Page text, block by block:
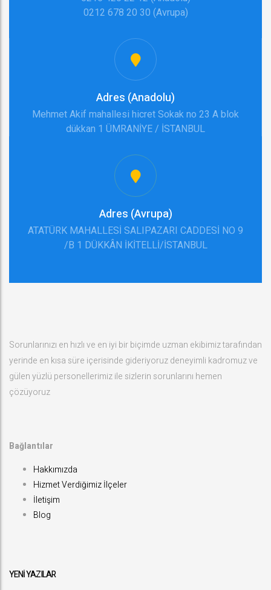
0212 678 20 30 (Avrupa)
Adres (Anadolu)
Mehmet Akif mahallesi hicret Sokak no 23 A blok
dükkan 1 ÜMRANİYE / İSTANBUL
Adres (Avrupa)
ATATÜRK MAHALLESİ SALIPAZARI CADDESİ NO 9
/B 1 DÜKKÂN İKİTELLİ/İSTANBUL
Sorunlarınızı en hızlı ve en iyi bir biçimde uzman ekibimiz tarafından
yerinde en kısa süre içerisinde gideriyoruz deneyimli kadromuz ve
gülen yüzlü personellerimiz ile sizlerin sorunlarını hemen
çözüyoruz
Bağlantılar
Hakkımızda
Hizmet Verdiğimiz İlçeler
İletişim
Blog
YENI YAZILAR